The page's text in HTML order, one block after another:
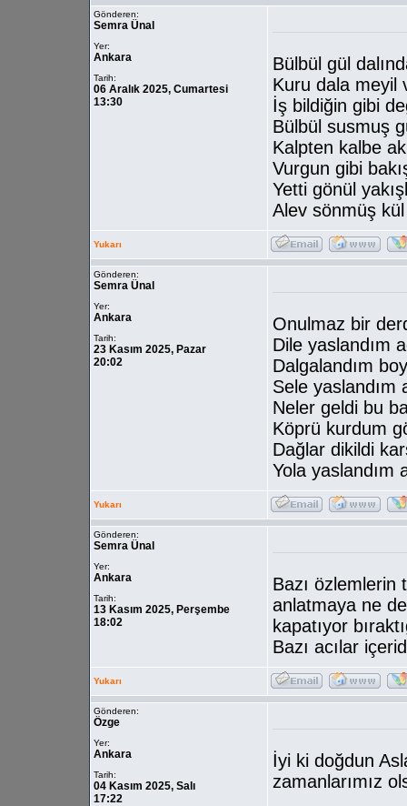
Gönderen:
Semra Ünal
Yer:
Ankara
Tarih:
06 Aralık 2025, Cumartesi
13:30
Bülbül gül
Kuru dala meyil
İş bildiğin gibi
Bülbül susmuş
Kalpten kalbe
Vurgun gibi
Yetti gönül
Alev sönmüş
Yukarı
Gönderen:
Semra Ünal
Yer:
Ankara
Tarih:
23 Kasım 2025, Pazar
20:02
Onulmaz bir
Dile yaslandım
Dalgalandım
Sele yaslandım
Neler geldi bu
Köprü kurdum
Dağlar dikildi
Yola yaslandım
Yukarı
Gönderen:
Semra Ünal
Yer:
Ankara
Tarih:
13 Kasım 2025, Perşembe
18:02
Bazı
anlatmaya ne
kapatıyor
Bazı acılar
Yukarı
Gönderen:
Özge
Yer:
Ankara
Tarih:
04 Kasım 2025, Salı
17:22
İyi ki doğdun
zamanlarımız